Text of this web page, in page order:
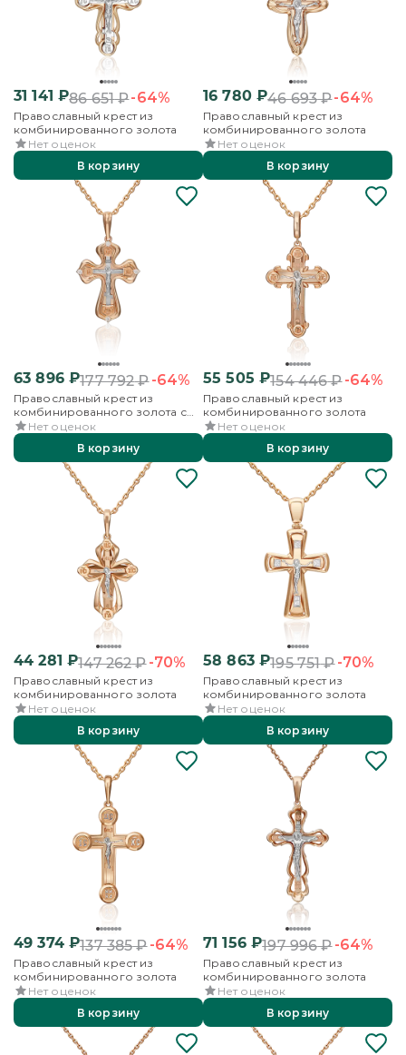
31 141 ₽86 651₽-64%
Православный крест из
комбинированного золота
Нет оценок
В корзину
16 780₽46 693₽-64%
Православный крест из
комбинированного золота
Нет оценок
В корзину
63 896₽177 792₽-64%
Православный крест из
комбинированного золота с
фианитами
Нет оценок
В корзину
55 505 ₽154 446₽-64%
Православный крест из
комбинированного золота
Нет оценок
В корзину
44 281 ₽147 262₽-70%
Православный крест из
комбинированного золота
Нет оценок
В корзину
58 863₽195 751₽-70%
Православный крест из
комбинированного золота
Нет оценок
В корзину
49 374₽137 385₽-64%
Православный крест из
комбинированного золота
Нет оценок
В корзину
71 156₽197 996₽-64%
Православный крест из
комбинированного золота
Нет оценок
В корзину